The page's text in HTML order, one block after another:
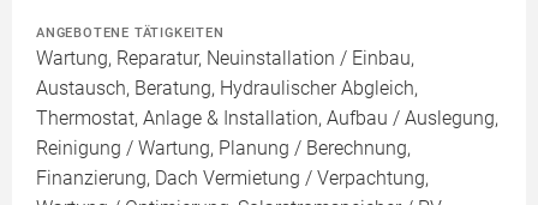
ANGEBOTENE TÄTIGKEITEN
Wartung, Reparatur, Neuinstallation / Einbau,
Austausch, Beratung, Hydraulischer Abgleich,
Thermostat, Anlage & Installation, Aufbau / Auslegung,
Reinigung / Wartung, Planung / Berechnung,
Finanzierung, Dach Vermietung / Verpachtung,